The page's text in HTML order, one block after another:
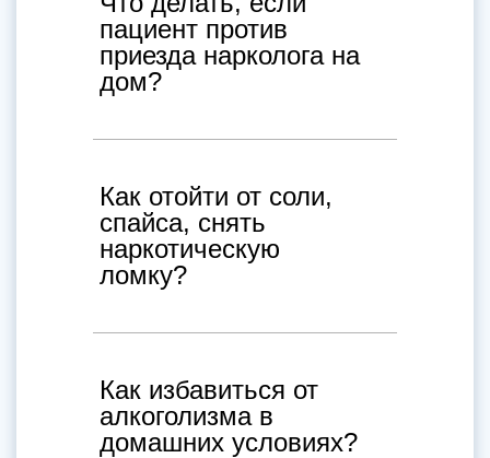
пациент против
приезда нарколога на
дом?
Как отойти от соли,
спайса, снять
наркотическую
ломку?
Как избавиться от
алкоголизма в
домашних условиях?